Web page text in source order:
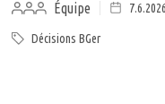
Équipe 7.6.2026
Décisions BGer